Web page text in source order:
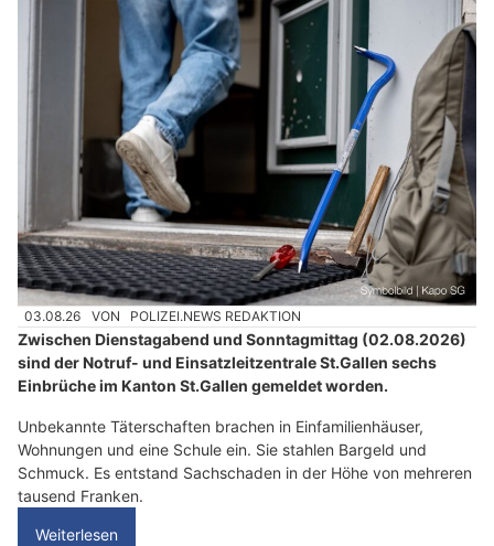
03.08.26 VON POLIZEI.NEWS REDAKTION
Zwischen Dienstagabend und Sonntagmittag (02.08.2026)
sind der Notruf- und Einsatzleitzentrale St.Gallen sechs
Einbrüche im Kanton St.Gallen gemeldet worden.
Unbekannte Täterschaften brachen in Einfamilienhäuser,
Wohnungen und eine Schule ein. Sie stahlen Bargeld und
Schmuck. Es entstand Sachschaden in der Höhe von mehreren
tausend Franken.
Weiterlesen